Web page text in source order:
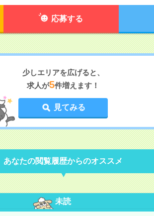
応募する
少しエリアを広げると、
求人が5件増えます！
見てみる
あなたの閲覧履歴からのオススメ
未読